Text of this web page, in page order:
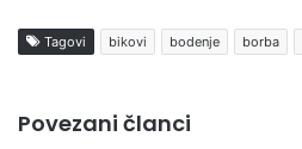
Tagovi bikovi bodenje borba
Povezani članci